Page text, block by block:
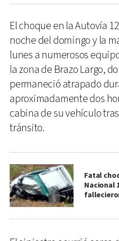
El choque en la Autovía
noche del domingo y la
lunes a numerosos
la zona de Brazo Largo,
permaneció atrapado
aproximadamente dos
cabina de su vehículo
tránsito.
Fatal
Nacional